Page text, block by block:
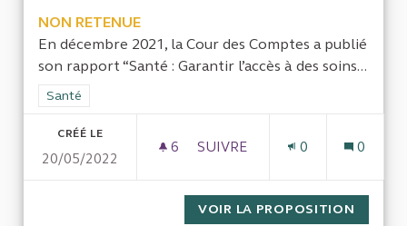
NON RETENUE
En décembre 2021, la Cour des Comptes a publié
son rapport “Santé : Garantir l’accès à des soins...
Filtrer les résultats de la catégorie : Santé
Santé
CRÉÉ LE
20/05/2022
6 6 ABONNÉS
SUIVRE
0 0
VOIR LA PROPOSITION